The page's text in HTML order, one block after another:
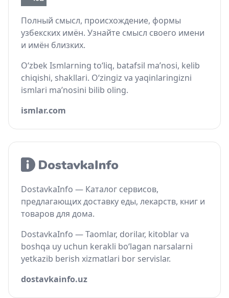
Полный смысл, происхождение, формы
узбекских имён. Узнайте смысл своего имени
и имён близких.
O‘zbek Ismlarning to‘liq, batafsil ma’nosi, kelib
chiqishi, shakllari. O‘zingiz va yaqinlaringizni
ismlari ma’nosini bilib oling.
ismlar.com
DostavkaInfo — Каталог сервисов,
предлагающих доставку еды, лекарств, книг и
товаров для дома.
DostavkaInfo — Taomlar, dorilar, kitoblar va
boshqa uy uchun kerakli bo‘lagan narsalarni
yetkazib berish xizmatlari bor servislar.
dostavkainfo.uz